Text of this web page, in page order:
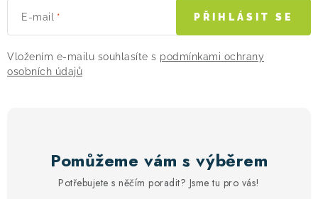
E-mail
Vložením e-mailu souhlasíte s podmínkami ochrany
osobních údajů
PŘIHLÁSIT SE
Pomůžeme vám s výběrem
Potřebujete s něčím poradit? Jsme tu pro vás!